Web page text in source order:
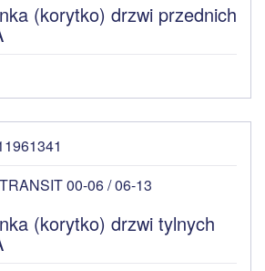
(korytko) drzwi przednich
00-06 / 06-13
(korytko) drzwi tylnych